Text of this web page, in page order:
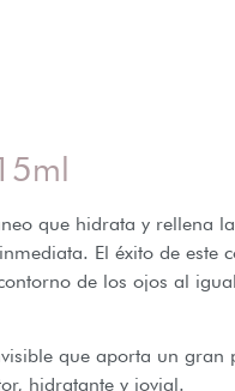
que hidrata y rellena
El éxito de
de los ojos al
que aporta un
hidratante y jovial.